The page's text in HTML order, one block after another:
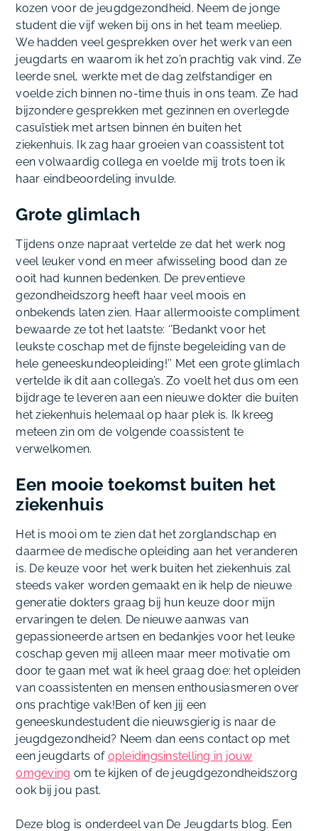
kozen voor de jeugdgezondheid. Neem de jonge
student die vijf weken bij ons in het team meeliep.
We hadden veel gesprekken over het werk van een
jeugdarts en waarom ik het zo’n prachtig vak vind. Ze
leerde snel, werkte met de dag zelfstandiger en
voelde zich binnen no-time thuis in ons team. Ze had
bijzondere gesprekken met gezinnen en overlegde
casuïstiek met artsen binnen én buiten het
ziekenhuis. Ik zag haar groeien van coassistent tot
een volwaardig collega en voelde mij trots toen ik
haar eindbeoordeling invulde.
Grote glimlach
Tijdens onze napraat vertelde ze dat het werk nog
veel leuker vond en meer afwisseling bood dan ze
ooit had kunnen bedenken. De preventieve
gezondheidszorg heeft haar veel moois en
onbekends laten zien. Haar allermooiste compliment
bewaarde ze tot het laatste: ‘’Bedankt voor het
leukste coschap met de fijnste begeleiding van de
hele geneeskundeopleiding!’’ Met een grote glimlach
vertelde ik dit aan collega’s. Zo voelt het dus om een
bijdrage te leveren aan een nieuwe dokter die buiten
het ziekenhuis helemaal op haar plek is. Ik kreeg
meteen zin om de volgende coassistent te
verwelkomen.
Een mooie toekomst buiten het
ziekenhuis
Het is mooi om te zien dat het zorglandschap en
daarmee de medische opleiding aan het veranderen
is. De keuze voor het werk buiten het ziekenhuis zal
steeds vaker worden gemaakt en ik help de nieuwe
generatie dokters graag bij hun keuze door mijn
ervaringen te delen. De nieuwe aanwas van
gepassioneerde artsen en bedankjes voor het leuke
coschap geven mij alleen maar meer motivatie om
door te gaan met wat ik heel graag doe: het opleiden
van coassistenten en mensen enthousiasmeren over
ons prachtige vak!Ben of ken jij een
geneeskundestudent die nieuwsgierig is naar de
jeugdgezondheid? Neem dan eens contact op met
een jeugdarts of opleidingsinstelling in jouw
omgeving om te kijken of de jeugdgezondheidszorg
ook bij jou past.
Deze blog is onderdeel van De Jeugdarts blog. Een